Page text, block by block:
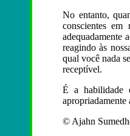
No entanto,
conscientes em
adequadamente
reagindo às
qual você nada
receptível.
É a habilidade
apropriadamente
© Ajahn